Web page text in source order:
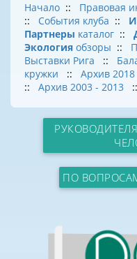
Начало :: Правовая
:: События клуба ::
Партнеры каталог ::
Экология обзоры ::
Выставки Рига
::
кружки
:: Архив 2018
:: Архив 2003 - 2013
ПО